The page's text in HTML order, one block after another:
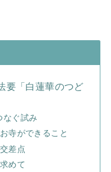
要「白蓮華のつど
ぐ試み
寺ができること
差点
めて